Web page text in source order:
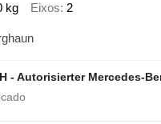
kg Eixos 2